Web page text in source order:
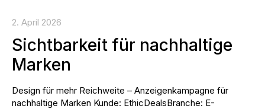
2. April 2026
Sichtbarkeit für nachhaltige
Marken
Design für mehr Reichweite – Anzeigenkampagne für
nachhaltige Marken Kunde: EthicDealsBranche: E-